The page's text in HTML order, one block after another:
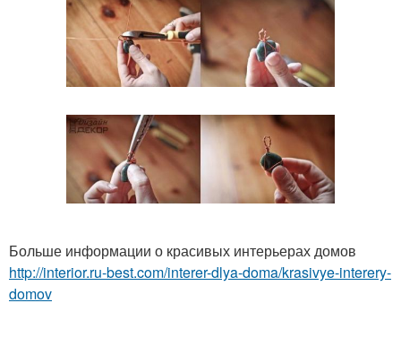
Больше информации о красивых интерьерах домов
http://interior.ru-best.com/interer-dlya-doma/krasivye-interery-
domov